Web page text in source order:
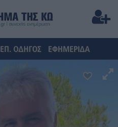
ΕΠ. ΟΔΗΓΟΣ ΕΦΗΜΕΡΙΔΑ